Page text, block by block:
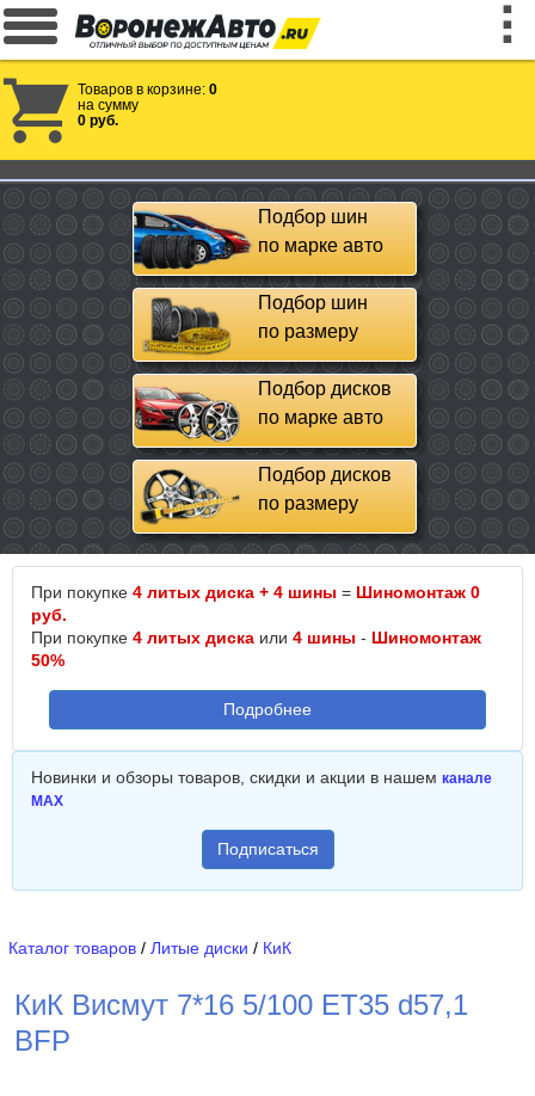
Товаров в корзине: 0
на сумму
0 руб.
Подбор шин
по марке авто
Подбор шин
по размеру
Подбор дисков
по марке авто
Подбор дисков
по размеру
При покупке 4 литых диска + 4 шины = Шиномонтаж 0
руб.
При покупке 4 литых диска или 4 шины - Шиномонтаж
50%
Подробнее
Новинки и обзоры товаров, скидки и акции в нашем канале
MAX
Подписаться
Каталог товаров / Литые диски / КиК
КиК Висмут 7*16 5/100 ET35 d57,1
BFP